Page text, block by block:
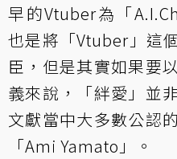
早的Vtuber為「
也是將「Vtuber」這
臣，但是其實如果要
義來說，「絆愛」並
文獻當中大多數公認
「Ami Yamato」。